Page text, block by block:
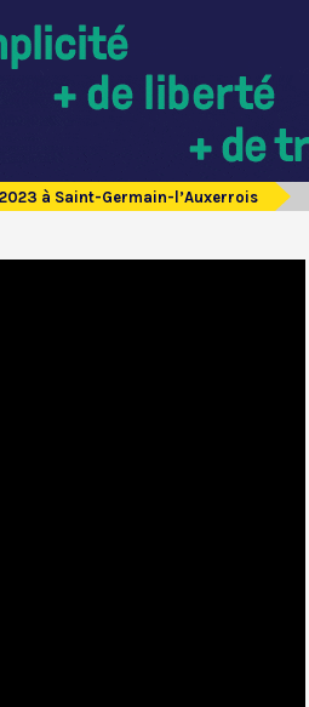
à Saint-Germain-l’Auxerrois